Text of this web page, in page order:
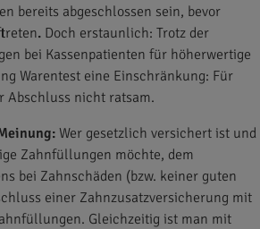
bereits abgeschlossen sein, bevor
. Doch erstaunlich: Trotz der
bei Kassenpatienten für höherwertige
Warentest eine Einschränkung: Für
Abschluss nicht ratsam.
Wer gesetzlich versichert ist und
Zahnfüllungen möchte, dem
bei Zahnschäden (bzw. keiner guten
einer Zahnzusatzversicherung mit
Gleichzeitig ist man mit